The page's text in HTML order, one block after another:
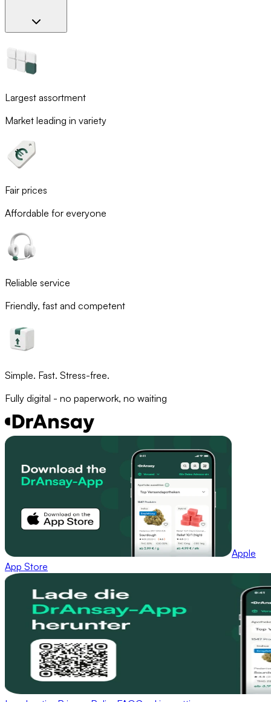
Largest assortment
Market leading in variety
Fair prices
Affordable for everyone
Reliable service
Friendly, fast and competent
Simple. Fast. Stress-free.
Fully digital - no paperwork, no waiting
Apple
App Store